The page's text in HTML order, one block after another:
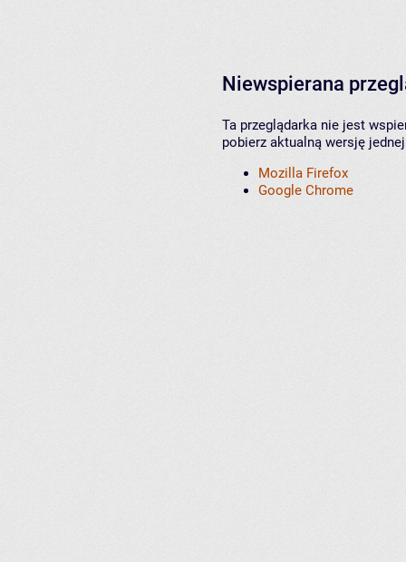
Niewspierana
Ta przeglądarka nie jest
pobierz aktualną wersję
Mozilla Firefox
Google Chrome